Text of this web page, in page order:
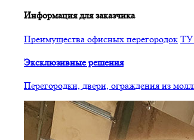
Информация для заказчика
Преимущества офисных перегородок ТУ
Эксклюзивные решения
Перегородки, двери, ограждения из